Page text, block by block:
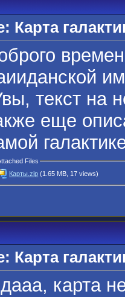
Карта
текст на
еще
Files
Карты.zip (1.65 MB, 17 views)
Карта
карта